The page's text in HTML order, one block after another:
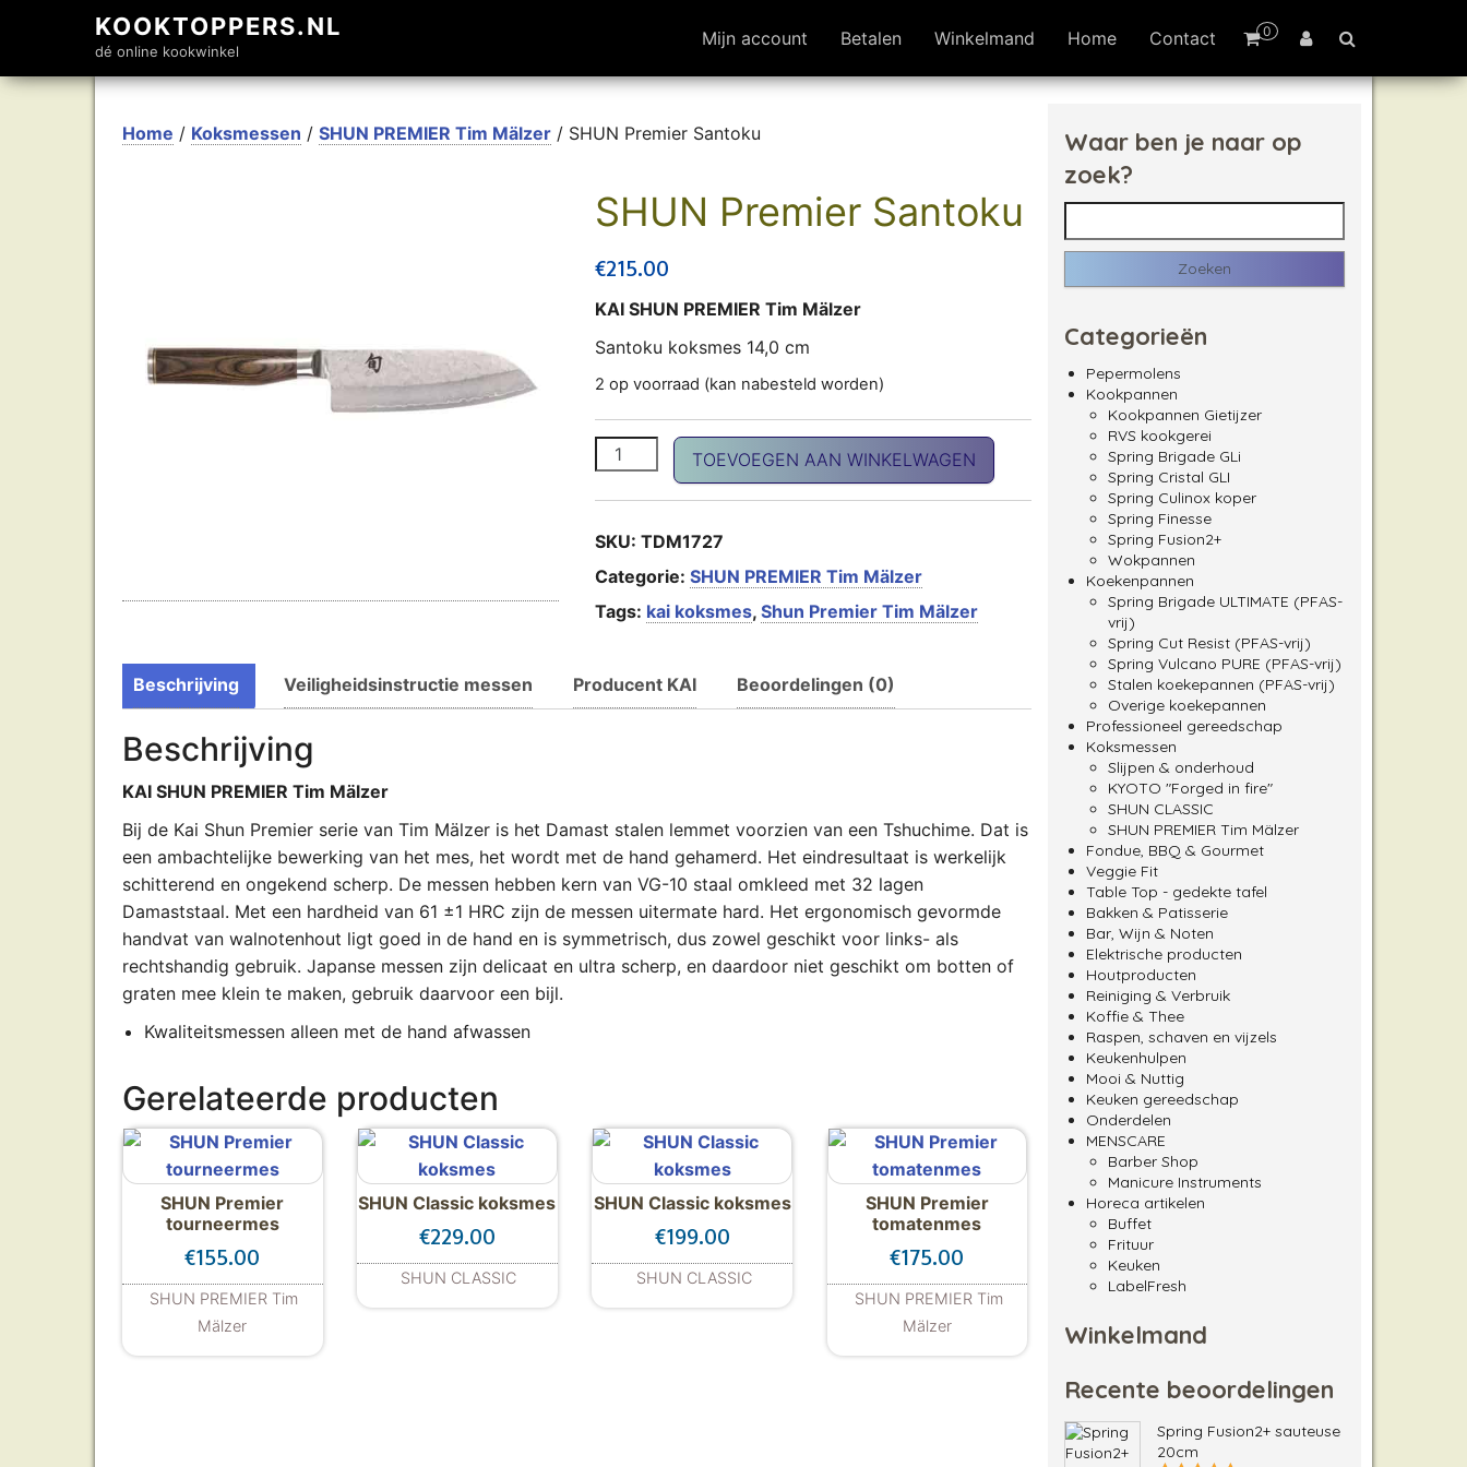
KOOKTOPPERS.NL
dé online kookwinkel
0
Mijn account Betalen Winkelmand Home Contact
Home / Koksmessen / SHUN PREMIER Tim Mälzer / SHUN Premier Santoku
SHUN Premier Santoku
€215.00
KAI SHUN PREMIER Tim Mälzer
Santoku koksmes 14,0 cm
2 op voorraad (kan nabesteld worden)
SHUN Premier Santoku aantal
TOEVOEGEN AAN WINKELWAGEN
SKU: TDM1727
Categorie: SHUN PREMIER Tim Mälzer
Tags: kai koksmes, Shun Premier Tim Mälzer
Beschrijving Veiligheidsinstructie messen Producent KAI Beoordelingen (0)
Beschrijving
KAI SHUN PREMIER Tim Mälzer
Bij de Kai Shun Premier serie van Tim Mälzer is het Damast stalen lemmet voorzien van een Tshuchime. Dat is
een ambachtelijke bewerking van het mes, het wordt met de hand gehamerd. Het eindresultaat is werkelijk
schitterend en ongekend scherp. De messen hebben kern van VG-10 staal omkleed met 32 lagen
Damaststaal. Met een hardheid van 61 ±1 HRC zijn de messen uitermate hard. Het ergonomisch gevormde
handvat van walnotenhout ligt goed in de hand en is symmetrisch, dus zowel geschikt voor links- als
rechtshandig gebruik. Japanse messen zijn delicaat en ultra scherp, en daardoor niet geschikt om botten of
graten mee klein te maken, gebruik daarvoor een bijl.
Kwaliteitsmessen alleen met de hand afwassen
Gerelateerde producten
SHUN Premier
tourneermes
€155.00
SHUN PREMIER Tim
Mälzer
SHUN Classic koksmes
€229.00
SHUN CLASSIC
SHUN Classic koksmes
€199.00
SHUN CLASSIC
SHUN Premier
tomatenmes
€175.00
SHUN PREMIER Tim
Mälzer
Waar ben je naar op
zoek?
Zoeken naar:
Categorieën
Pepermolens
Kookpannen
Kookpannen Gietijzer
RVS kookgerei
Spring Brigade GLi
Spring Cristal GLI
Spring Culinox koper
Spring Finesse
Spring Fusion2+
Wokpannen
Koekenpannen
Spring Brigade ULTIMATE (PFAS-
vrij)
Spring Cut Resist (PFAS-vrij)
Spring Vulcano PURE (PFAS-vrij)
Stalen koekepannen (PFAS-vrij)
Overige koekepannen
Professioneel gereedschap
Koksmessen
Slijpen & onderhoud
KYOTO "Forged in fire"
SHUN CLASSIC
SHUN PREMIER Tim Mälzer
Fondue, BBQ & Gourmet
Veggie Fit
Table Top - gedekte tafel
Bakken & Patisserie
Bar, Wijn & Noten
Elektrische producten
Houtproducten
Reiniging & Verbruik
Koffie & Thee
Raspen, schaven en vijzels
Keukenhulpen
Mooi & Nuttig
Keuken gereedschap
Onderdelen
MENSCARE
Barber Shop
Manicure Instruments
Horeca artikelen
Buffet
Frituur
Keuken
LabelFresh
Winkelmand
Recente beoordelingen
Spring Fusion2+ sauteuse
20cm